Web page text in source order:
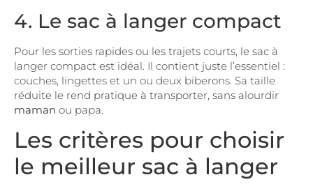
4. Le sac à langer compact
Pour les sorties rapides ou les trajets courts, le sac à
langer compact est idéal. Il contient juste l’essentiel :
couches, lingettes et un ou deux biberons. Sa taille
réduite le rend pratique à transporter, sans alourdir
maman ou papa.
Les critères pour choisir
le meilleur sac à langer